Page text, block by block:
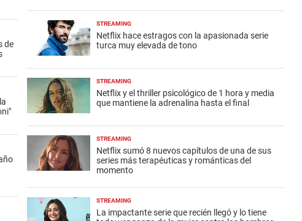
de
STREAMING
Netflix hace estragos con la apasionada serie
turca muy elevada de tono
STREAMING
Netflix y el thriller psicológico de 1 hora y media
que mantiene la adrenalina hasta el final
STREAMING
Netflix sumó 8 nuevos capítulos de una de sus
series más terapéuticas y románticas del
momento
STREAMING
La impactante serie que recién llegó y lo tiene